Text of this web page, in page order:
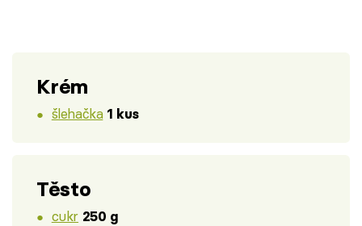
Krém
šlehačka 1 kus
Těsto
cukr 250 g